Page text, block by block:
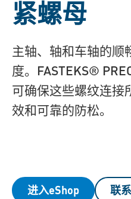
紧螺母
主轴、轴和车轴的顺
度。FASTEKS®
可确保这些螺纹连接
效和可靠的防松。
进入eShop 联